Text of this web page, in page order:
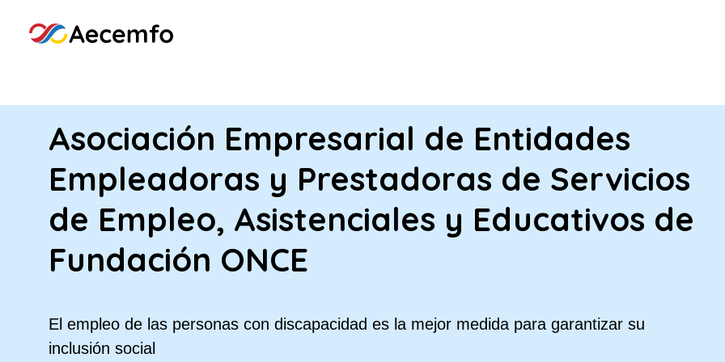
Asociación Empresarial de Entidades
Empleadoras y Prestadoras de Servicios
de Empleo, Asistenciales y Educativos de
Fundación ONCE
El empleo de las personas con discapacidad es la mejor medida para garantizar su
inclusión social